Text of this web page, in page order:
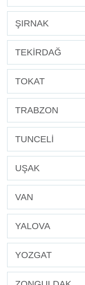
ŞIRNAK
TEKİRDAĞ
TOKAT
TRABZON
TUNCELİ
UŞAK
VAN
YALOVA
YOZGAT